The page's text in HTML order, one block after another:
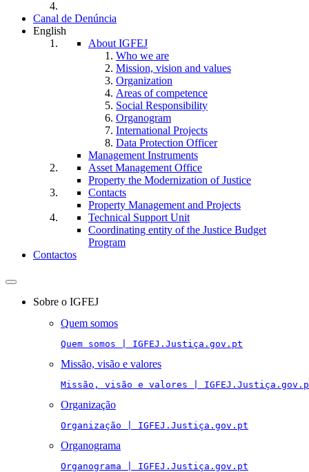
Canal de Denúncia
English
About IGFEJ
Who we are
Mission, vision and values
Organization
Areas of competence
Social Responsibility
Organogram
International Projects
Data Protection Officer
Management Instruments
Asset Management Office
Property the Modernization of Justice
Contacts
Property Management and Projects
Technical Support Unit
Coordinating entity of the Justice Budget
Program
Contactos
Toggle
navigationSobre o IGFEJ
Quem somos
Quem somos | IGFEJ.Justiça.gov.pt
Missão, visão e valores
Missão, visão e valores |
Organização
Organização | IGFEJ.Justiça.gov.pt
Organograma
Organograma | IGFEJ.Justiça.gov.pt